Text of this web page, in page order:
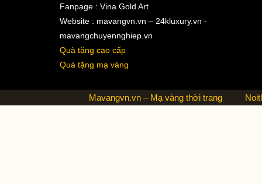
Fanpage : Vina Gold Art
Website : mavangvn.vn – 24kluxury.vn -
mavangchuyennghiep.vn
Quà tặng cao cấp
Quà tặng mạ vàng
Mavangvn.vn – Mạ vàng thời trang